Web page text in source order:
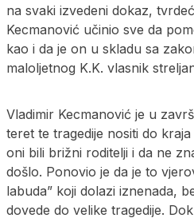
na svaki izvedeni dokaz,
Kecmanović učinio sve da
kao i da je on u skladu sa
maloljetnog K.K. vlasnik
Vladimir Kecmanović je u
teret te tragedije nositi do
oni bili brižni roditelji i da ne
došlo. Ponovio je da je to
labuda” koji dolazi iznenada,
dovede do velike tragedije.